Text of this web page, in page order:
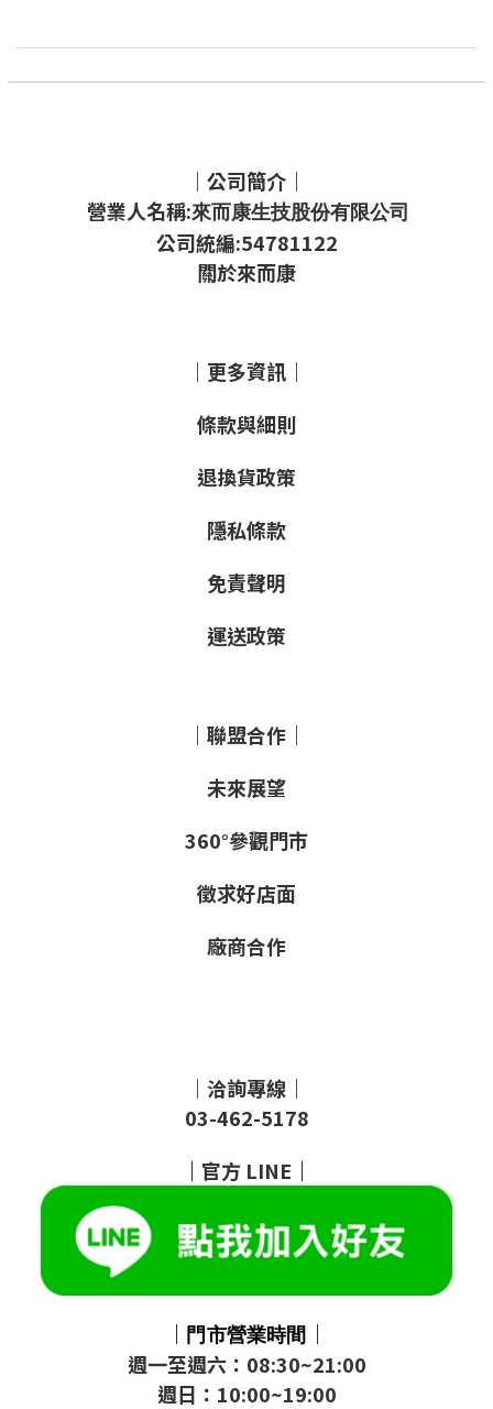
｜公司簡介｜
營業人名稱:來而康生技股份有限公司
公司統編:54781122
關於來而康
｜更多資訊｜
條款與細則
退換貨政策
隱私條款
免責聲明
運送政策
｜聯盟合作｜
未來展望
360°參觀門市
徵求好店面
廠商合作
｜洽詢專線｜
03-462-5178
｜ 官方 LINE ｜
｜ 門市營業時間 ｜
週一至週六：08:30~21:00
週日：10:00~19:00